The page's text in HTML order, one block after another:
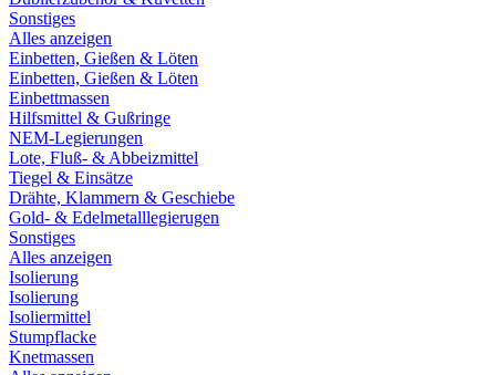
Sonstiges
Alles anzeigen
Einbetten, Gießen & Löten
Einbetten, Gießen & Löten
Einbettmassen
Hilfsmittel & Gußringe
NEM-Legierungen
Lote, Fluß- & Abbeizmittel
Tiegel & Einsätze
Drähte, Klammern & Geschiebe
Gold- & Edelmetalllegierugen
Sonstiges
Alles anzeigen
Isolierung
Isolierung
Isoliermittel
Stumpflacke
Knetmassen